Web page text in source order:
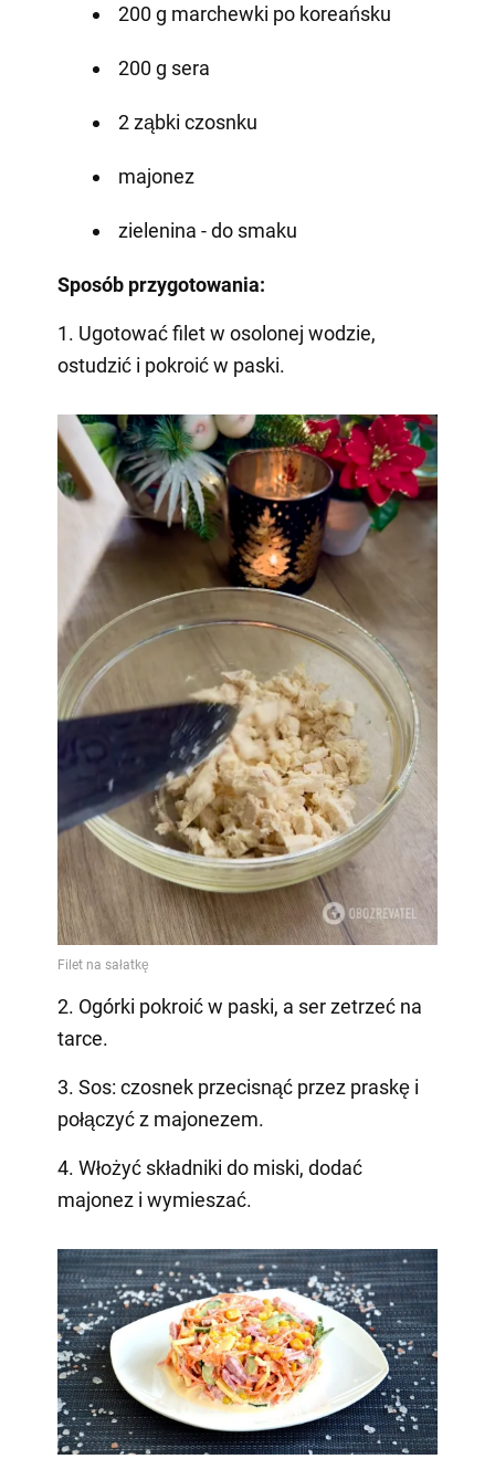
200 g marchewki po koreańsku
200 g sera
2 ząbki czosnku
majonez
zielenina - do smaku
Sposób przygotowania:
1. Ugotować filet w osolonej wodzie,
ostudzić i pokroić w paski.
2. Ogórki pokroić w paski, a ser zetrzeć na
tarce.
3. Sos: czosnek przecisnąć przez praskę i
połączyć z majonezem.
4. Włożyć składniki do miski, dodać
majonez i wymieszać.